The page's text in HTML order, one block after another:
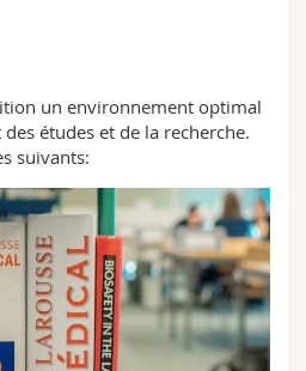
et sociales et management
et de la formation
un environnement optimal
études et de la recherche.
suivants: